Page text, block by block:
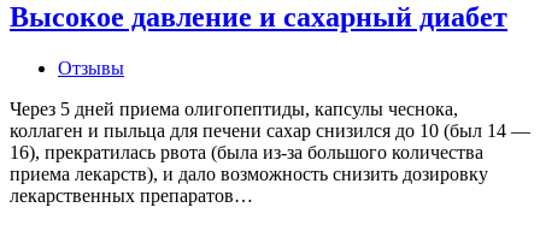
Высокое давление и сахарный диабет
Отзывы
Через 5 дней приема олигопептиды, капсулы чеснока,
коллаген и пыльца для печени сахар снизился до 10 (был 14 —
16), прекратилась рвота (была из-за большого количества
приема лекарств), и дало возможность снизить дозировку
лекарственных препаратов…